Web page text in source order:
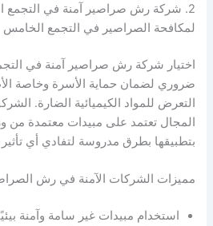
2. شركة رش صراصير آمنة في التجمع
لمكافحة الصراصير في التجمع الخامس
اختيار شركة رش صراصير آمنة في
ضروري لضمان حماية الأسرة وخاصة
التعرض للمواد الكيميائية الضارة.
المجال تعتمد على مبيدات معتمدة من
بتطبيقها بطرق مدروسة لتفادي أي
مميزات الشركات الآمنة في رش
استخدام مبيدات غير سامة وآمنة